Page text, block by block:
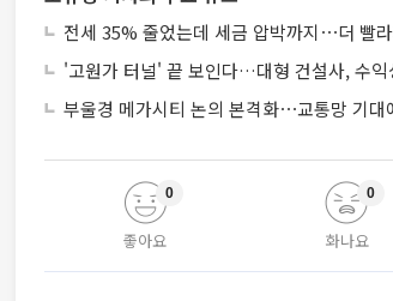
전세 35% 줄었는데 세금 압박까지⋯더 빨
'고원가 터널' 끝 보인다…대형 건설사, 수익
부울경 메가시티 논의 본격화⋯교통망 기대
좋아요
0
화나요
0